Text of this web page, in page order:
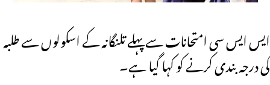
ایس ایس سی امتحانات سے پہلے تلنگانہ کے اسکولوں سے طلبہ
کی درجہ بندی کرنے کو کہا گیا ہے۔